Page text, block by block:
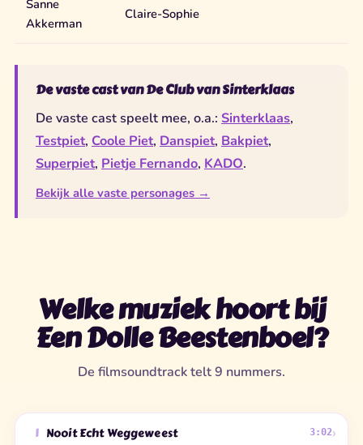
Sanne
Akkerman
Claire-Sophie
De vaste cast van De Club van Sinterklaas
De vaste cast speelt mee, o.a.: Sinterklaas,
Testpiet, Coole Piet, Danspiet, Bakpiet,
Superpiet, Pietje Fernando, KADO.
Bekijk alle vaste personages →
Welke muziek hoort bij
Een Dolle Beestenboel?
De filmsoundtrack telt 9 nummers.
1 Nooit Echt Weggeweest 3:02›